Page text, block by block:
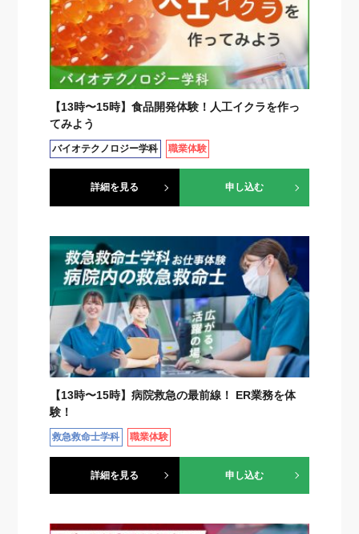
【13時〜15時】食品開発体験！人工イクラを作っ
てみよう
バイオテクノロジー学科 職業体験
詳細を見る 申し込む
【13時〜15時】病院救急の最前線！ ER業務を体
験！
救急救命士学科 職業体験
詳細を見る 申し込む